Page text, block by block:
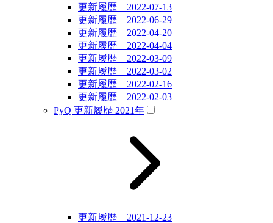
更新履歴 2022-07-13
更新履歴 2022-06-29
更新履歴 2022-04-20
更新履歴 2022-04-04
更新履歴 2022-03-09
更新履歴 2022-03-02
更新履歴 2022-02-16
更新履歴 2022-02-03
PyQ 更新履歴 2021年
更新履歴 2021-12-23